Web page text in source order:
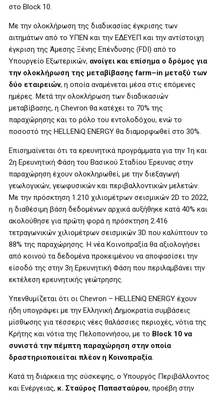
στο Block 10.
Με την ολοκλήρωση της διαδικασίας έγκρισης των
αιτημάτων από το ΥΠΕΝ και την ΕΔΕΥΕΠ και την αντίστοιχη
έγκριση της Άμεσης Ξένης Επένδυσης (FDI) από το
Υπουργείο Εξωτερικών, ανοίγει και επίσημα ο δρόμος για
την ολοκλήρωση της μεταβίβασηςfarm–in μεταξύ των
δύο εταιρειών, η οποία αναμένεται μέσα στις επόμενες
ημέρες. Μετά την ολοκλήρωση των διαδικασιών
μεταβίβασης, η Chevron θα κατέχει το 70% της
παραχώρησης και το ρόλο του εντολοδόχου, ενώ το
ποσοστό της HELLENiQ ENERGY θα διαμορφωθεί στο 30%.
Επισημαίνεται ότι τα ερευνητικά προγράμματα για την 1η και
2η Ερευνητική Φάση του Βασικού Σταδίου Έρευνας στην
παραχώρηση έχουν ολοκληρωθεί, με την διεξαγωγή
γεωλογικών, γεωφυσικών και περιβαλλοντικών μελετών.
Με την πρόσκτηση 1.210 χιλιομέτρων σεισμικών 2D το 2022,
η διαθέσιμη βάση δεδομένων αρχικά αυξήθηκε κατά 40% και
ακολούθησε για πρώτη φορά η πρόσκτηση 2.416
τετραγωνικών χιλιομέτρων σεισμικών 3D που καλύπτουν το
88% της παραχώρησης. Η νέα Κοινοπραξία θα αξιολογήσει
από κοινού τα δεδομένα προκειμένου να αποφασίσει την
είσοδό της στην 3η Ερευνητική Φάση που περιλαμβάνει την
εκτέλεση ερευνητικής γεώτρησης.
Υπενθυμίζεται ότι οι Chevron – HELLENiQ ENERGY έχουν
ήδη υπογράψει με την Ελληνική Δημοκρατία συμβάσεις
μίσθωσης για τέσσερις νέες θαλάσσιες περιοχές, νότια της
Κρήτης και νότια της Πελοποννήσου, με το Block 10 να
συνιστά την πέμπτη παραχώρηση στην οποία
δραστηριοποιείται πλέον η Κοινοπραξία.
Κατά τη διάρκεια της σύσκεψης, ο Υπουργός Περιβάλλοντος
και Ενέργειας, κ. Σταύρος Παπασταύρου, προέβη στην